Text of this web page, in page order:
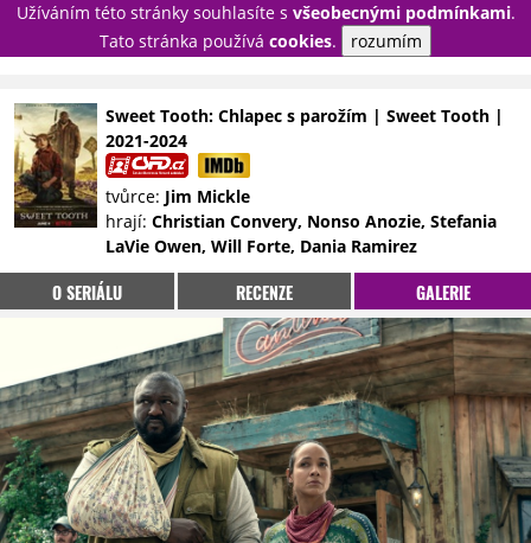
Užíváním této stránky souhlasíte s všeobecnými podmínkami.
Tato stránka používá cookies. rozumím
PŘIHLÁSIT
NOVINKY
TÉMATA
RECENZE
EPIZODY
KULT
TRAILERY
GALERIE
DISKUZE
STATISTIKY
TIRÁŽ
Sweet Tooth: Chlapec s parožím | Sweet Tooth |
2021-2024
tvůrce: Jim Mickle
hrají: Christian Convery, Nonso Anozie, Stefania
LaVie Owen, Will Forte, Dania Ramirez
O SERIÁLU RECENZE GALERIE